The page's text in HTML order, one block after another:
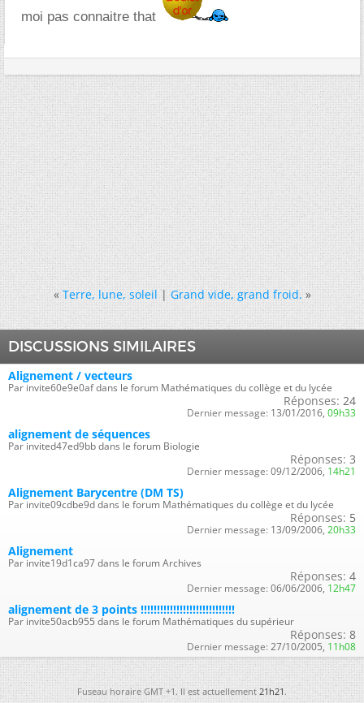
moi pas connaitre that
« Terre, lune, soleil|Grand vide, grand froid. »
DISCUSSIONS SIMILAIRES
Alignement / vecteurs
Par invite60e9e0af dans le forum Mathématiques du collège et du lycée
Réponses: 24
Dernier message: 13/01/2016, 09h33
alignement de séquences
Par invited47ed9bb dans le forum Biologie
Réponses: 3
Dernier message: 09/12/2006, 14h21
Alignement Barycentre (DM TS)
Par invite09cdbe9d dans le forum Mathématiques du collège et du lycée
Réponses: 5
Dernier message: 13/09/2006, 20h33
Alignement
Par invite19d1ca97 dans le forum Archives
Réponses: 4
Dernier message: 06/06/2006, 12h47
alignement de 3 points !!!!!!!!!!!!!!!!!!!!!!!!!!!!!
Par invite50acb955 dans le forum Mathématiques du supérieur
Réponses: 8
Dernier message: 27/10/2005, 11h08
Fuseau horaire GMT +1. Il est actuellement21h21.